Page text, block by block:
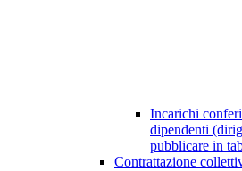
Incarichi
dipendenti
pubblicare in
Contrattazione